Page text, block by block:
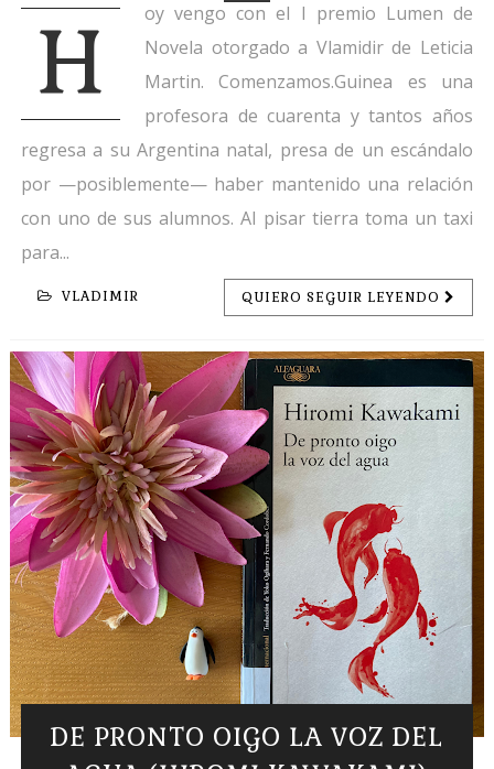
H
oy vengo con el I premio Lumen de
Novela otorgado a Vlamidir de Leticia
Martin. Comenzamos.Guinea es una
profesora de cuarenta y tantos años
regresa a su Argentina natal, presa de un escándalo
por —posiblemente— haber mantenido una relación
con uno de sus alumnos. Al pisar tierra toma un taxi
para...
VLADIMIR QUIERO SEGUIR LEYENDO
DE PRONTO OIGO LA VOZ DEL